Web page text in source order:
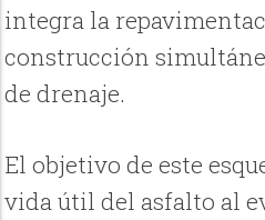
integra la
construcción
de drenaje.
El objetivo de este
vida útil del asfalto al